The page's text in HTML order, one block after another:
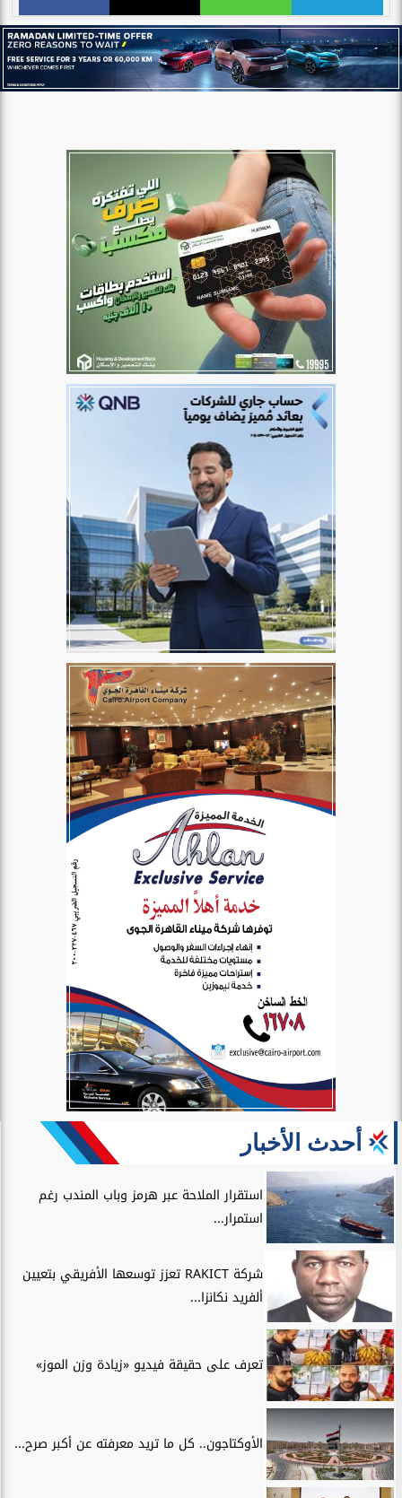
أحدث الأخبار
استقرار الملاحة عبر هرمز وباب المندب رغم
استمرار...
شركة RAKICT تعزز توسعها الأفريقي بتعيين
ألفريد نكانزا...
تعرف على حقيقة فيديو «زيادة وزن الموز»
الأوكتاجون.. كل ما تريد معرفته عن أكبر صرح...